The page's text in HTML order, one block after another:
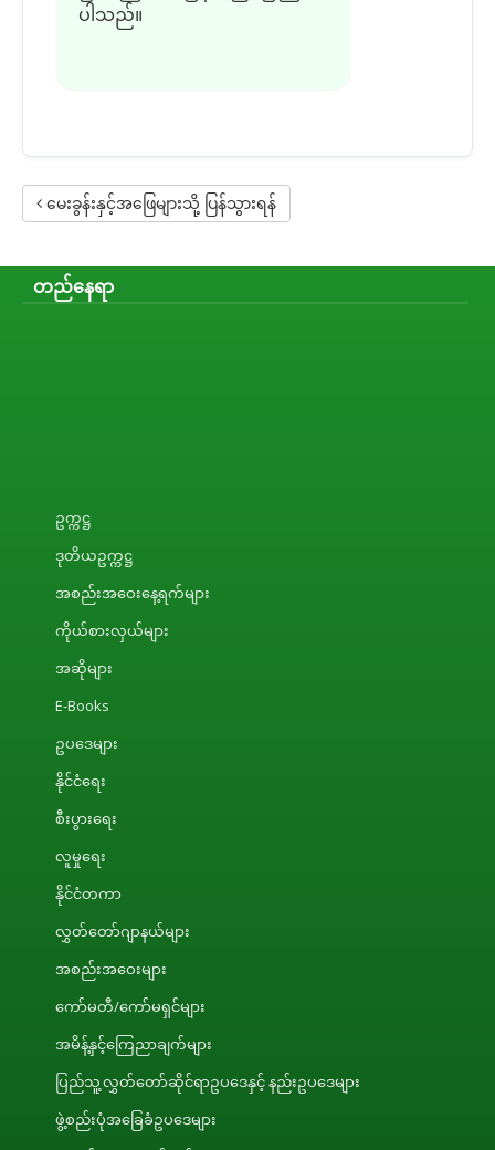
ပါသည်။
မေးခွန်းနှင့်အဖြေများသို့ ပြန်သွားရန်
တည်နေရာ
ဥက္ကဋ္ဌ
ဒုတိယဥက္ကဋ္ဌ
အစည်းအဝေးနေ့ရက်များ
ကိုယ်စားလှယ်များ
အဆိုများ
E-Books
ဥပဒေများ
နိုင်ငံရေး
စီးပွားရေး
လူမှုရေး
နိုင်ငံတကာ
လွှတ်တော်ဂျာနယ်များ
အစည်းအဝေးများ
ကော်မတီ/ကော်မရှင်များ
အမိန့်နှင့်ကြေညာချက်များ
ပြည်သူ့လွှတ်တော်ဆိုင်ရာဥပဒေနှင့် နည်းဥပဒေများ
ဖွဲ့စည်းပုံအခြေခံဥပဒေများ